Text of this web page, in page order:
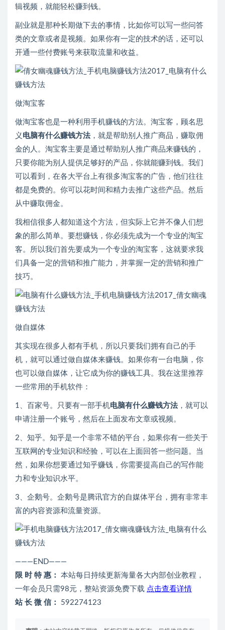
辑视频，就能轻松赚到钱。
副业就是那种长期做下去的事情，比如你可以写一些问答
类的文章或者是视频。如果你有一定的技术的话，还可以
开通一些付费账号来获取流量和收益。
做淘宝客
做淘宝客也是一种利用手机赚钱的方法。淘宝客，顾名思
义 电脑有什么赚钱方法，就是帮助别人推广商品，赚取佣
金的人。淘宝客主要是通过帮助别人推广商品来赚钱的，
只要你能为别人提供足够好的产品，你就能赚到钱。我们
可以看到，在各大平台上有很多淘宝客的广告，他们往往
都是免费的。你可以花时间和精力去推广这些产品。然后
从中赚取佣金。
我相信很多人都知道这个方法，但实际上它并不像人们想
象的那么简单。要想赚钱，你必须先成为一个专业的淘宝
客。所以我们首先要成为一个专业的淘宝客，这就要求我
们具备一定的营销和推广能力，并掌握一定的营销和推广
技巧。
做自媒体
其实现在很多人都有手机，所以只要我们拥有自己的手
机，就可以通过做自媒体来赚钱。如果你有一台电脑，你
也可以做自媒体，让它成为你的赚钱工具。我在这里推荐
一些常用的手机软件：
1、百家号。只要有一部手机电脑有什么赚钱方法，就可以
申请注册一个账号，然后在上面发布文章或视频。
2、知乎。知乎是一个非常不错的平台，如果你有一些关于
互联网的专业知识和经验，可以在上面回答一些问题。当
然，如果你想要通过知乎赚钱，你需要提高自己的写作能
力和专业知识水平。
3、企鹅号。企鹅号是腾讯官方的自媒体平台，拥有非常丰
富的内容资源和流量资源。
———END———
限 时 特 惠： 本站每日持续更新海量各大内部创业教程，
一年会员只需98元，整站资源免费下载 点击查看详情
站 长 微 信： 592274123